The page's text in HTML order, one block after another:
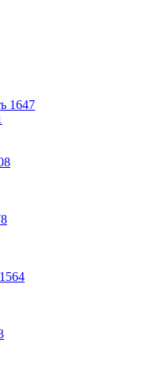
1647
1564